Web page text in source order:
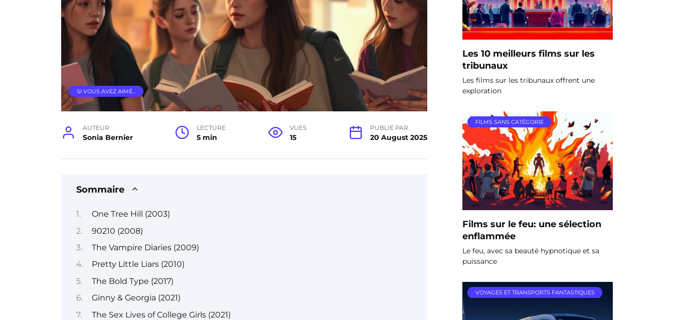
SI VOUS AVEZ AIMÉ…
AUTEUR
Sonia Bernier
LECTURE
5 min
VUES
15
PUBLIÉ PAR
20 August 2025
Sommaire
One Tree Hill (2003)
90210 (2008)
The Vampire Diaries (2009)
Pretty Little Liars (2010)
The Bold Type (2017)
Ginny & Georgia (2021)
The Sex Lives of College Girls (2021)
Les 10 meilleurs films sur les
tribunaux
Les films sur les tribunaux offrent une
exploration
FILMS SANS CATÉGORIE
Films sur le feu: une sélection
enflammée
Le feu, avec sa beauté hypnotique et sa
puissance
VOYAGES ET TRANSPORTS FANTASTIQUES